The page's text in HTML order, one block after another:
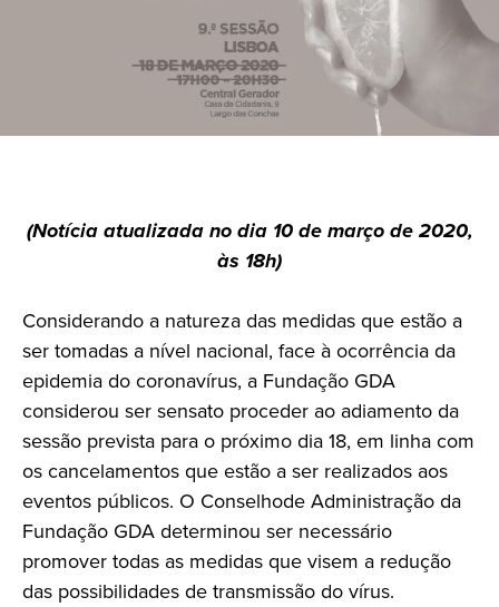
(Notícia atualizada no dia 10 de março de 2020,
às 18h)
Considerando a natureza das medidas que estão a
ser tomadas a nível nacional, face à ocorrência da
epidemia do coronavírus, a Fundação GDA
considerou ser sensato proceder ao adiamento da
sessão prevista para o próximo dia 18, em linha com
os cancelamentos que estão a ser realizados aos
eventos públicos. O Conselhode Administração da
Fundação GDA determinou ser necessário
promover todas as medidas que visem a redução
das possibilidades de transmissão do vírus.